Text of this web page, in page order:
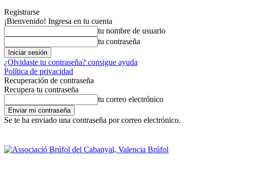
Registrarse
¡Bienvenido! Ingresa en tu cuenta
tu nombre de usuario
tu contraseña
¿Olvidaste tu contraseña? consigue ayuda
Política de privacidad
Recuperación de contraseña
Recupera tu contraseña
tu correo electrónico
Se te ha enviado una contraseña por correo electrónico.
Brúfol